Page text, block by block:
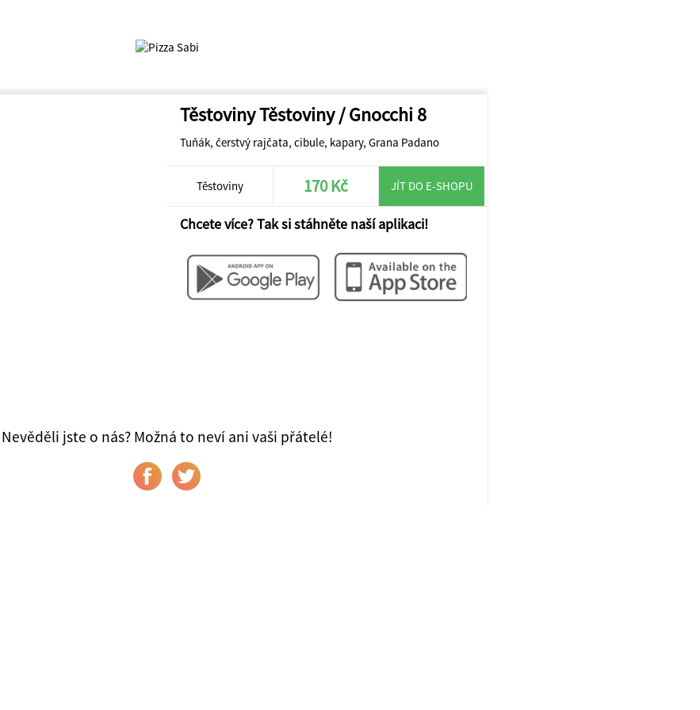
Těstoviny Těstoviny / Gnocchi 8
Tuňák, čerstvý rajčata, cibule, kapary, Grana Padano
Těstoviny 170 Kč JÍT DO E-SHOPU
Chcete více? Tak si stáhněte naší aplikaci!
Nevěděli jste o nás? Možná to neví ani vaši přátelé!